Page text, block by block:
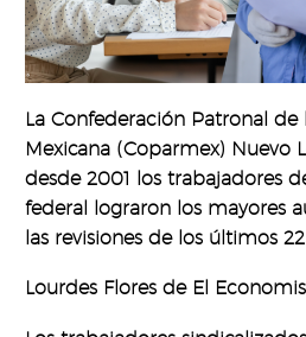
La Confederación Patronal de
Mexicana (Coparmex) Nuevo
desde 2001 los trabajadores
federal lograron los mayores
las revisiones de los últimos
Lourdes Flores de El